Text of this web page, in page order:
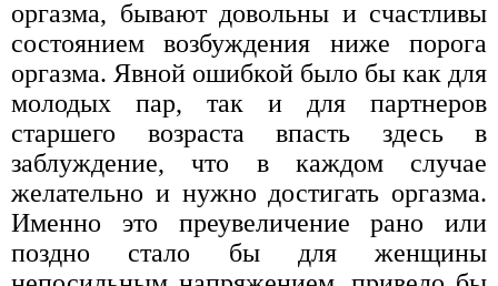
оргазма, бывают довольны и счастливы
состоянием возбуждения ниже порога
оргазма. Явной ошибкой было бы как для
молодых пар, так и для партнеров
старшего возраста впасть здесь в
заблуждение, что в каждом случае
желательно и нужно достигать оргазма.
Именно это преувеличение рано или
поздно стало бы для женщины